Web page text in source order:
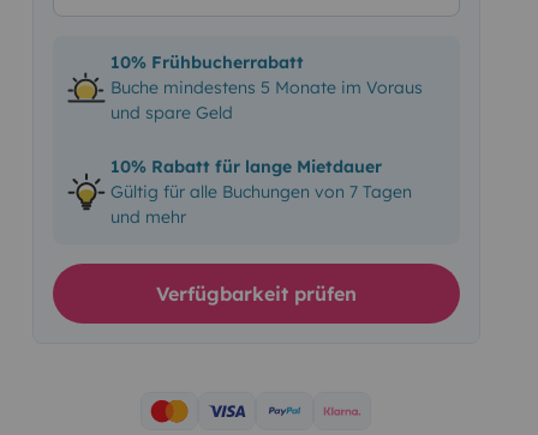
10% Frühbucherrabatt
Buche mindestens 5 Monate im Voraus
und spare Geld
10% Rabatt für lange Mietdauer
Gültig für alle Buchungen von 7 Tagen
und mehr
Verfügbarkeit prüfen